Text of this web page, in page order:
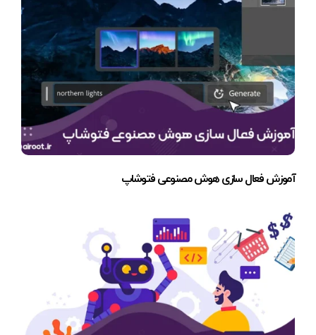
آموزش فعال سازی هوش مصنوعی فتوشاپ